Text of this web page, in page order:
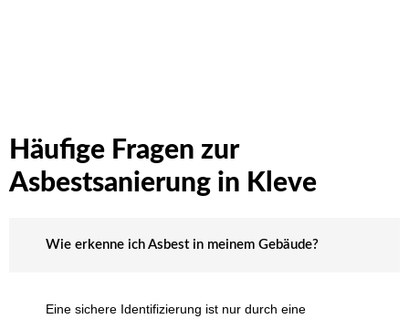
Häufige Fragen zur
Asbestsanierung in Kleve
Wie erkenne ich Asbest in meinem Gebäude?
Eine sichere Identifizierung ist nur durch eine